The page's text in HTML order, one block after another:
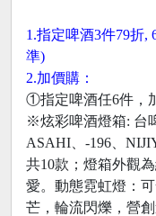
1.指定啤酒3件79折,
準)
2.加價購：
①指定啤酒任6件，
※炫彩啤酒燈箱: 台
ASAHI、-196、
共10款；燈箱外觀
愛。動態霓虹燈：
芒，輪流閃爍，營